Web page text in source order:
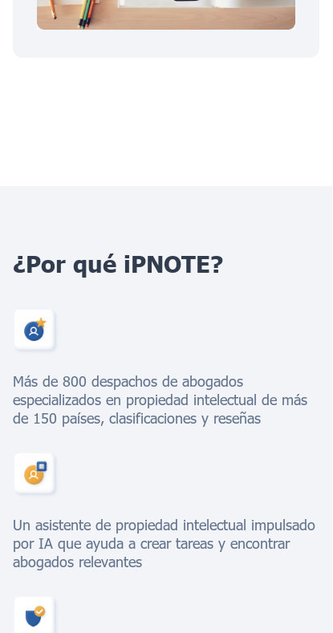
¿Por qué iPNOTE?
Más de 800 despachos de abogados
especializados en propiedad intelectual de más
de 150 países, clasificaciones y reseñas
Un asistente de propiedad intelectual impulsado
por IA que ayuda a crear tareas y encontrar
abogados relevantes